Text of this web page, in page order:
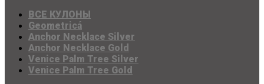
ВСЕ КУЛОНЫ
Geometricá
Anchor Necklace Silver
Anchor Necklace Gold
Venice Palm Tree Silver
Venice Palm Tree Gold